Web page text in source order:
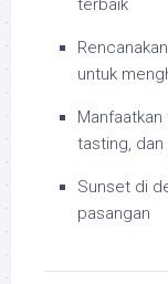
terbaik
untuk
tasting,
Sunset di
pasangan